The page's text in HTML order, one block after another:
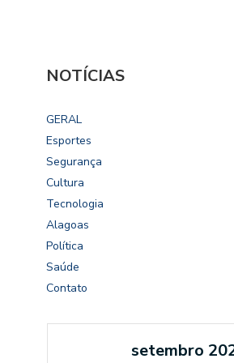
NOTÍCIAS
GERAL
Esportes
Segurança
Cultura
Tecnologia
Alagoas
Política
Saúde
Contato
setembro